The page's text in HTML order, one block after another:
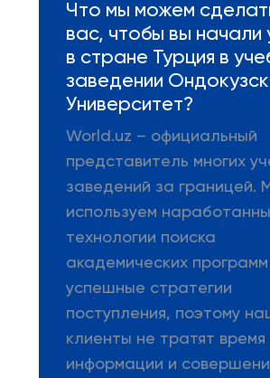
Что мы можем
вас, чтобы вы начали
в стране Турция в
заведении
Университет?
World.uz – официальный
представитель многих
заведений за границей.
используем
технологии поиска
академических программ
успешные стратегии
поступления, поэтому
клиенты не тратят время
информации и